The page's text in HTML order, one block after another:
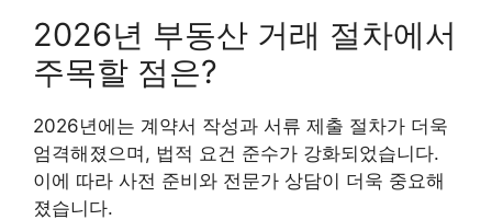
2026년 부동산 거래 절차에서
주목할 점은?
2026년에는 계약서 작성과 서류 제출 절차가 더욱
엄격해졌으며, 법적 요건 준수가 강화되었습니다.
이에 따라 사전 준비와 전문가 상담이 더욱 중요해
졌습니다.